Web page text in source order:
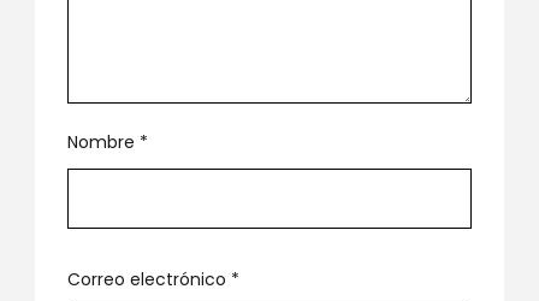
Nombre *
Correo electrónico *